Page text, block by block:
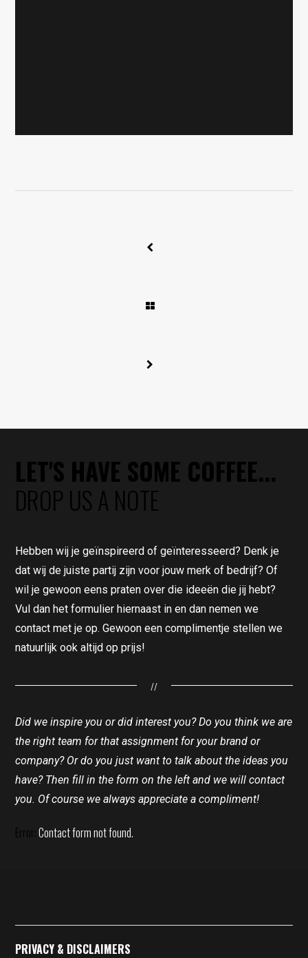
LET'S HAVE SOME COFFEE...
DROP US A NOTE
Hebben wij je geïnspireerd of geïnteresseerd? Denk je
dat wij de juiste partij zijn voor jouw merk of bedrijf? Of
wil je gewoon eens praten over die ideeën die jij hebt?
Vul dan het formulier hiernaast in en dan nemen we
contact met je op. Gewoon een complimentje stellen we
natuurlijk ook altijd op prijs!
//
Did we inspire you or did interest you? Do you think we are
the right team for that assignment for your brand or
company? Or do you just want to talk about the ideas you
have? Then fill in the form on the left and we will contact
you. Of course we always appreciate a compliment!
Error:Contact form not found.
PRIVACY & DISCLAIMERS